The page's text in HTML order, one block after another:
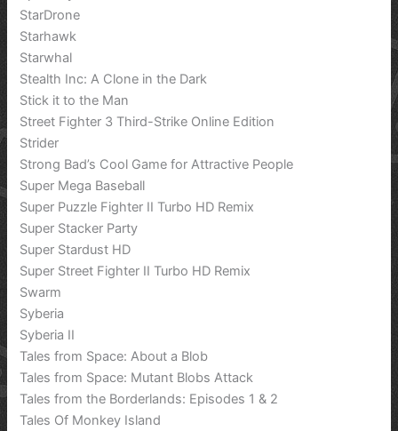
StarDrone
Starhawk
Starwhal
Stealth Inc: A Clone in the Dark
Stick it to the Man
Street Fighter 3 Third-Strike Online Edition
Strider
Strong Bad’s Cool Game for Attractive People
Super Mega Baseball
Super Puzzle Fighter II Turbo HD Remix
Super Stacker Party
Super Stardust HD
Super Street Fighter II Turbo HD Remix
Swarm
Syberia
Syberia II
Tales from Space: About a Blob
Tales from Space: Mutant Blobs Attack
Tales from the Borderlands: Episodes 1 & 2
Tales Of Monkey Island